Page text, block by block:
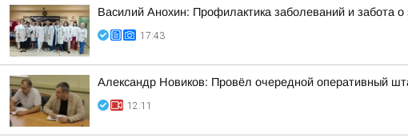
Василий Анохин: Профилактика заболеваний и забота
17:43
Александр Новиков: Провёл очередной оперативный
12:11